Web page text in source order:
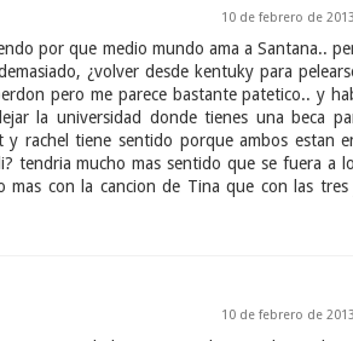
10 de febrero de
por que medio mundo ama a Santana..
¿volver desde kentuky para
pero me parece bastante patetico.. y
la universidad donde tienes una beca
rachel tiene sentido porque ambos estan
tendria mucho mas sentido que se fuera a
mas con la cancion de Tina que con las
10 de febrero de